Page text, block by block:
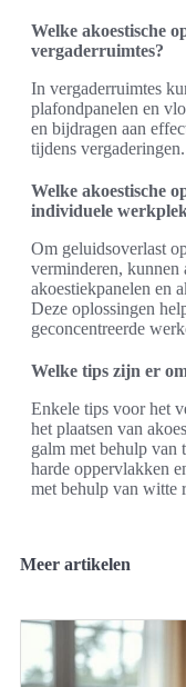
Welke akoestische
vergaderruimtes?
In vergaderruimtes
plafondpanelen en
en bijdragen aan
tijdens vergaderingen.
Welke akoestische
individuele
Om geluidsoverlast
verminderen, kunnen
akoestiekpanelen en
Deze oplossingen
geconcentreerde
Welke tips zijn er
Enkele tips voor het
het plaatsen van
galm met behulp van
harde oppervlakken
met behulp van witte
Meer artikelen